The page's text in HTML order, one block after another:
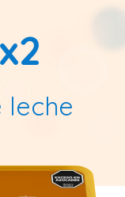
leche